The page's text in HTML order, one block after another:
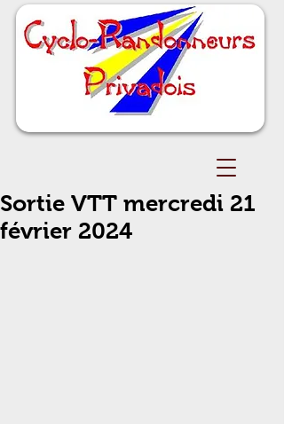
Sortie VTT mercredi 21
février 2024